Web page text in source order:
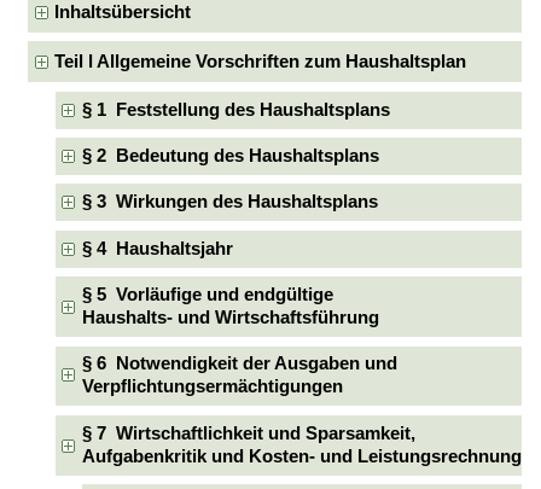
Inhaltsübersicht
Teil l Allgemeine Vorschriften zum Haushaltsplan
§ 1 Feststellung des Haushaltsplans
§ 2 Bedeutung des Haushaltsplans
§ 3 Wirkungen des Haushaltsplans
§ 4 Haushaltsjahr
§ 5 Vorläufige und endgültige
Haushalts- und Wirtschaftsführung
§ 6 Notwendigkeit der Ausgaben und
Verpflichtungsermächtigungen
§ 7 Wirtschaftlichkeit und Sparsamkeit,
Aufgabenkritik und Kosten- und Leistungsrechnung